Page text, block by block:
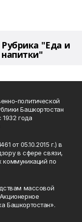
Рубрика "Еда и
напитки"
политической
Башкортостан
года
от 05.10.2015 г.) в
в сфере связи,
коммуникаций по
массовой
Башкортостан».